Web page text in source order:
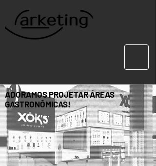
ADORAMOS PROJETAR ÁREAS
GASTRONÔMICAS!